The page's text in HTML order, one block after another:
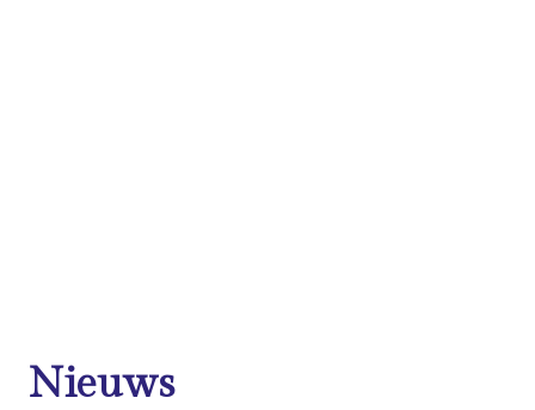
Nieuws